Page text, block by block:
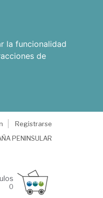
la funcionalidad
de
Registrarse
PENINSULAR
0